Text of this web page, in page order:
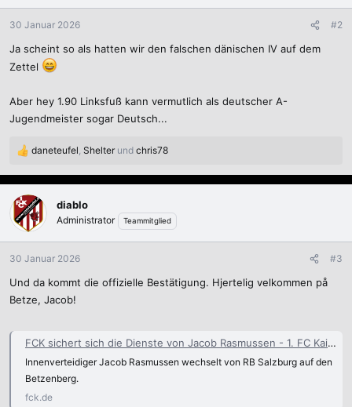
o
n
n
:
30 Januar 2026 #2
Ja scheint so als hatten wir den falschen dänischen IV auf dem
Zettel
Aber hey 1.90 Linksfuß kann vermutlich als deutscher A-
Jugendmeister sogar Deutsch...
R
a
k
t
i
o
n
n
:
daneteufel, Shelter und chris78
diablo
Administrator Teammitglied
30 Januar 2026 #3
Und da kommt die offizielle Bestätigung. Hjertelig velkommen på
Betze, Jacob!
FCK sichert sich die Dienste von Jacob Rasmussen - 1. FC Kaiserslautern
Innenverteidiger Jacob Rasmussen wechselt von RB Salzburg auf den
Betzenberg.
fck.de